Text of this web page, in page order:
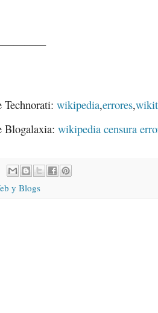
Technorati: wikipedia,errores,
Blogalaxia: wikipedia censura
y Blogs